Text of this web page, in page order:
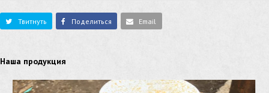
Твитнуть Поделиться Email
Наша продукция